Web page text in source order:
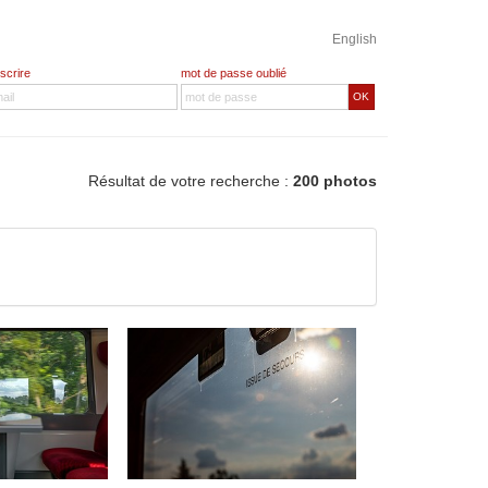
English
mot de passe oublié
OK
Résultat de votre recherche : 200 photos